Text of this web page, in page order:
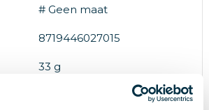
# Geen maat
8719446027015
33 g